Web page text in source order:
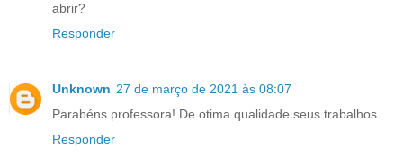
abrir?
Responder
Unknown 27 de março de 2021 às 08:07
Parabéns professora! De otima qualidade seus trabalhos.
Responder